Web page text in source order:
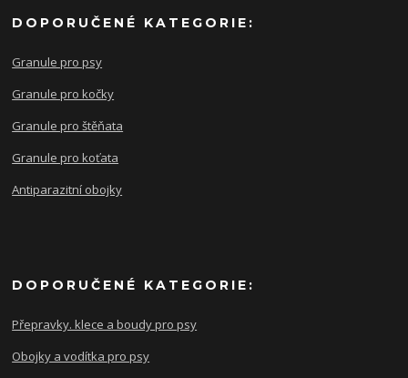
DOPORUČENÉ KATEGORIE:
Granule pro psy
Granule pro kočky
Granule pro štěňata
Granule pro koťata
Antiparazitní obojky
DOPORUČENÉ KATEGORIE:
Přepravky. klece a boudy pro psy
Obojky a vodítka pro psy